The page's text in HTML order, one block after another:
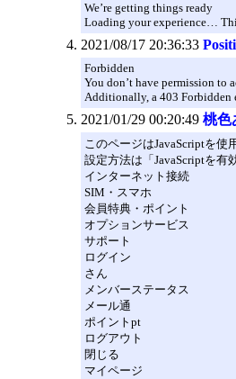
We’re getting things ready
Loading your experience…
2021/08/17 20:36:33
Forbidden
You don’t have permission to
Additionally, a 403 Forbidden
2021/01/29 00:20:49 桃色
このページはJavaScriptを使
設定方法は「JavaScriptを
インターネット接続
SIM・スマホ
会員特典・ポイント
オプションサービス
サポート
ログイン
さん
メンバーステータス
メール通
ポイントpt
ログアウト
閉じる
マイページ